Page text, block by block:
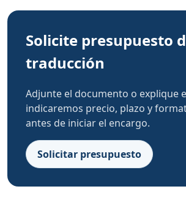
Solicite presupuesto
traducción
Adjunte el documento o explique
indicaremos precio, plazo y
antes de iniciar el encargo.
Solicitar presupuesto